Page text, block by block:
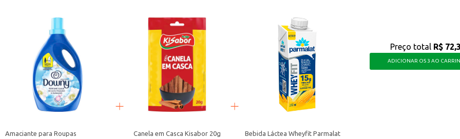
Amaciante para Roupas
Canela em Casca Kisabor 20g
Bebida Láctea Wheyfit Parmalat
Preço total R$
ADICIONAR OS 3 AO